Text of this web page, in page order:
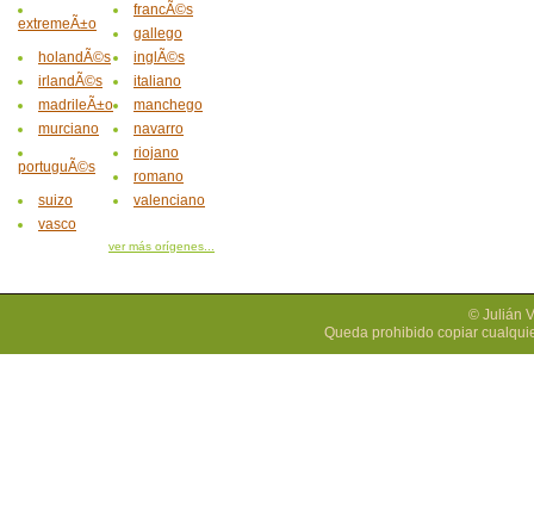
extremeÃ±o
francÃ©s
gallego
holandÃ©s
inglÃ©s
irlandÃ©s
italiano
madrileÃ±o
manchego
murciano
navarro
portuguÃ©s
riojano
romano
suizo
valenciano
vasco
ver más orígenes...
© Julián
Queda prohibido copiar